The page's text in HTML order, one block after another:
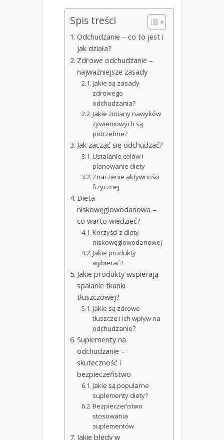
Spis treści
Odchudzanie – co to jest i
jak działa?
Zdrowe odchudzanie –
najważniejsze zasady
Jakie są zasady
zdrowego
odchudzania?
Jakie zmiany nawyków
żywieniowych są
potrzebne?
Jak zacząć się odchudzać?
Ustalanie celów i
planowanie diety
Znaczenie aktywności
fizycznej
Dieta
niskowęglowodanowa –
co warto wiedzieć?
Korzyści z diety
niskowęglowodanowej
Jakie produkty
wybierać?
Jakie produkty wspierają
spalanie tkanki
tłuszczowej?
Jakie są zdrowe
tłuszcze i ich wpływ na
odchudzanie?
Suplementy na
odchudzanie –
skuteczność i
bezpieczeństwo
Jakie są popularne
suplementy diety?
Bezpieczeństwo
stosowania
suplementów
Jakie błędy w